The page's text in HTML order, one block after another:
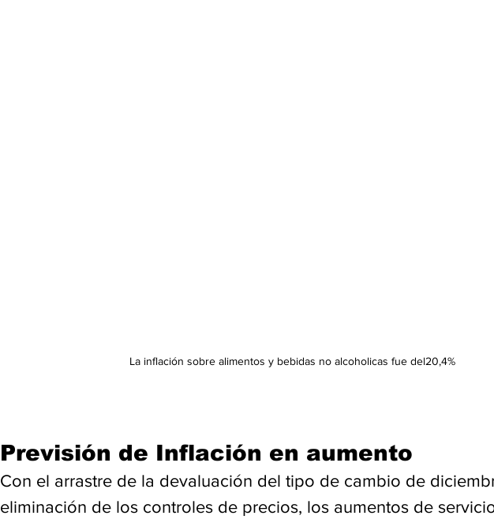
La inflación sobre alimentos y bebidas no alcoholicas fue del20,4%
Previsión de Inflación en aumento
Con el arrastre de la devaluación del tipo de cambio de
eliminación de los controles de precios, los aumentos de